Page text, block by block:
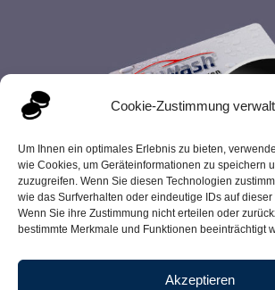
Cookie-Zustimmung
Um Ihnen ein optimales Erlebnis zu bieten,
wie Cookies, um Geräteinformationen zu speichern
zuzugreifen. Wenn Sie diesen Technologien
wie das Surfverhalten oder eindeutige IDs auf
Wenn Sie ihre Zustimmung nicht erteilen oder
bestimmte Merkmale und Funktionen beeinträchtigt
Akzeptieren